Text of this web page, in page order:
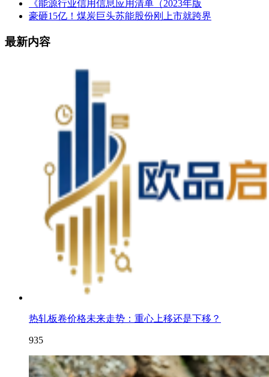
《能源行业信用信息应用清单（2023年版
豪砸15亿！煤炭巨头苏能股份刚上市就跨界
最新内容
热轧板卷价格未来走势：重心上移还是下移？
935